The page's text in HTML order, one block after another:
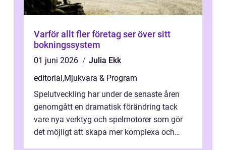
Varför allt fler företag ser över sitt
bokningssystem
01 juni 2026
Julia Ekk
editorial,Mjukvara & Program
Spelutveckling har under de senaste åren
genomgått en dramatisk förändring tack
vare nya verktyg och spelmotorer som gör
det möjligt att skapa mer komplexa och